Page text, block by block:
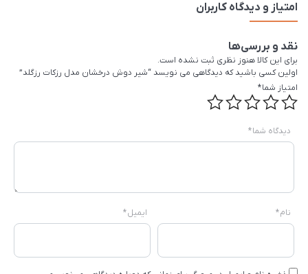
امتیاز و دیدگاه کاربران
نقد و بررسی‌ها
برای این کالا هنوز نظری ثبت نشده است.
اولین کسی باشید که دیدگاهی می نویسد “شیر دوش درخشان مدل رزکات رزگلد”
امتیاز شما*
دیدگاه شما*
نام* ایمیل*